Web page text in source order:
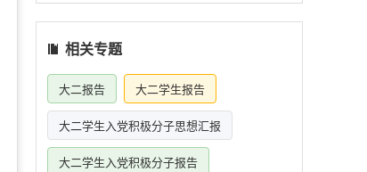
相关专题
大二报告 大二学生报告
大二学生入党积极分子思想汇报
大二学生入党积极分子报告